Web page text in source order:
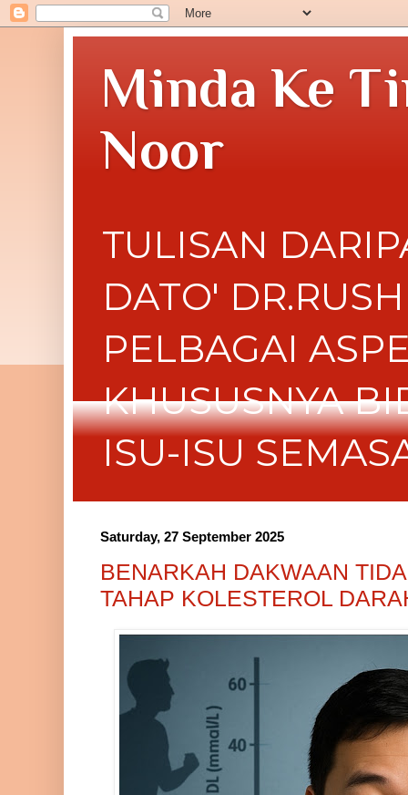
Minda Ke
Noor
TULISAN
DATO'
PELBAGAI
KHUSUSNYA
ISU-ISU
Saturday, 27 September 2025
BENARKAH DAKWAAN
TAHAP KOLESTEROL